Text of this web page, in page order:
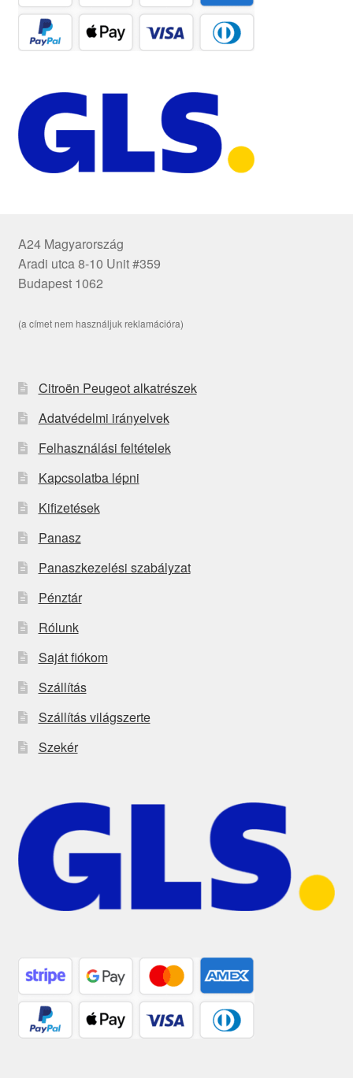
A24 Magyarország
Aradi utca 8-10 Unit #359
Budapest 1062
(a címet nem használjuk reklamációra)
Citroën Peugeot alkatrészek
Adatvédelmi irányelvek
Felhasználási feltételek
Kapcsolatba lépni
Kifizetések
Panasz
Panaszkezelési szabályzat
Pénztár
Rólunk
Saját fiókom
Szállítás
Szállítás világszerte
Szekér